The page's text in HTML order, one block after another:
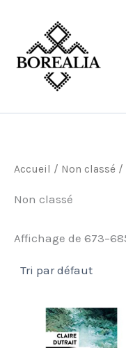
contenu
Accueil / Non classé /
Non classé
Affichage de